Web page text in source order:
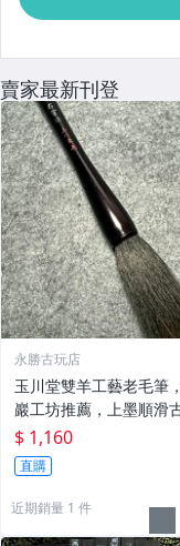
賣家最新刊登
永勝古玩店
玉川堂雙羊工藝老毛筆
巖工坊推薦，上墨順滑
用 老墨 冬青 老筆
$ 1,160
直購
近期銷量 1 件